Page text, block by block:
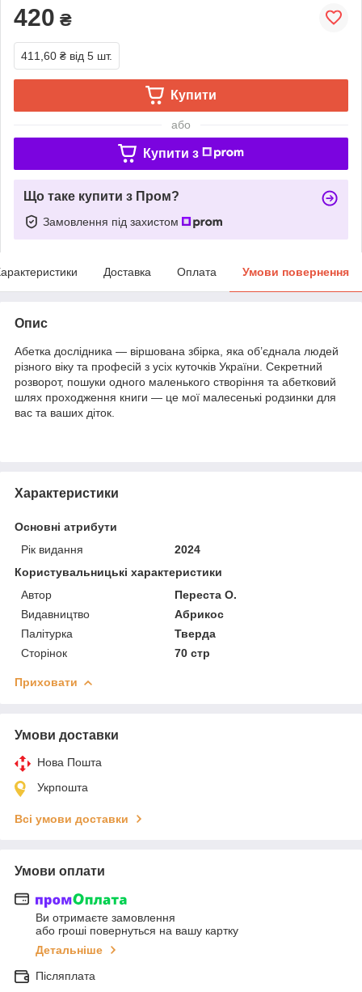
420 ₴
411,60 ₴ від 5 шт.
Купити
або
Купити з
Що таке купити з Пром?
Замовлення під захистом
Доставка Оплата Умови повернення
Опис
Абетка дослідника — віршована збірка, яка об’єднала людей
різного віку та професій з усіх куточків України. Секретний
розворот, пошуки одного маленького створіння та абетковий
шлях проходження книги — це мої малесенькі родзинки для
вас та ваших діток.
Характеристики
Основні атрибути
Рік видання
2024
Користувальницькі характеристики
Автор
Переста О.
Видавництво
Абрикос
Палітурка
Тверда
Сторінок
70 стр
Приховати
Умови доставки
Нова Пошта
Укрпошта
Всі умови доставки
Умови оплати
Ви отримаєте замовлення
або гроші повернуться на вашу картку
Детальніше
Післяплата